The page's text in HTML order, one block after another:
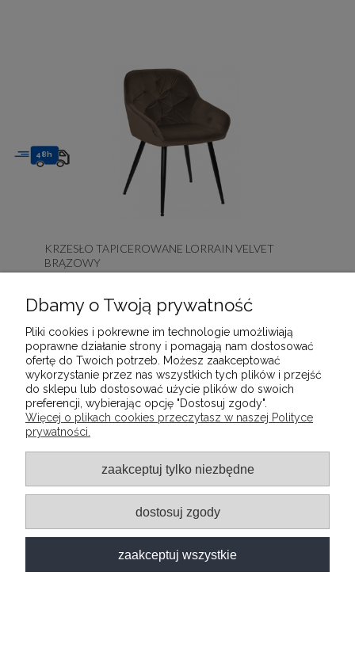
KRZESŁO TAPICEROWANE LORRAIN VELVET
BRĄZOWY
259,00 zł
48h
48h
Dbamy o Twoją prywatność
Pliki cookies i pokrewne im technologie umożliwiają
poprawne działanie strony i pomagają nam dostosować
ofertę do Twoich potrzeb. Możesz zaakceptować
wykorzystanie przez nas wszystkich tych plików i przejść
do sklepu lub dostosować użycie plików do swoich
preferencji, wybierając opcję "Dostosuj zgody".
Więcej o plikach cookies przeczytasz w naszej Polityce
prywatności.
zaakceptuj tylko niezbędne
dostosuj zgody
zaakceptuj wszystkie